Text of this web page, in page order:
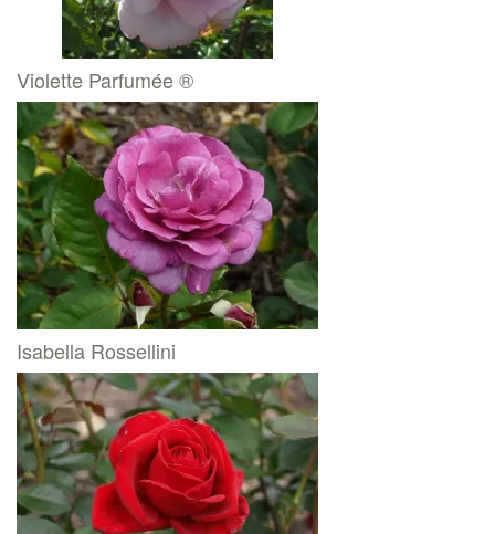
Violette Parfumée ®
Isabella Rossellini